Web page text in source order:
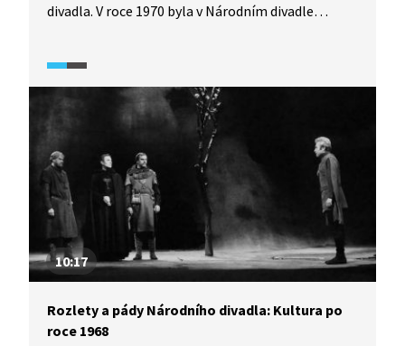
divadla. V roce 1970 byla v Národním divadle
O inscenaci hovoří její režisér Jan Kačer.
10:17
Rozlety a pády Národního divadla: Kultura po
roce 1968